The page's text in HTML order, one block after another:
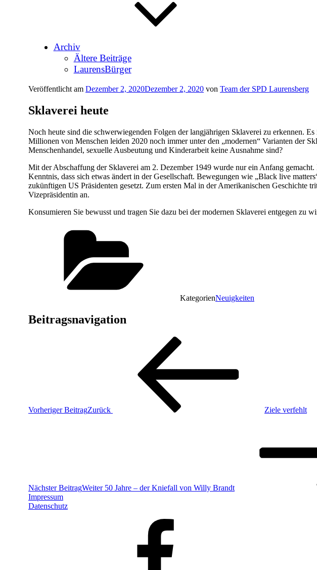
Archiv
Ältere Beiträge
LaurensBürger
Veröffentlicht am Dezember 2, 2020Dezember 2, 2020 von Team der SPD Laurensberg
Sklaverei heute
Noch heute sind die schwerwiegenden Folgen der langjährigen Sklaverei zu erkennen.
Millionen von Menschen leiden 2020 noch immer unter den „modernen“ Varianten der
Menschenhandel, sexuelle Ausbeutung und Kinderarbeit keine Ausnahme sind?
Mit der Abschaffung der Sklaverei am 2. Dezember 1949 wurde nur ein Anfang
Kenntnis, dass sich etwas ändert in der Gesellschaft. Bewegungen wie „Black live
zukünftigen US Präsidenten gesetzt. Zum ersten Mal in der Amerikanischen
Vizepräsidentin an.
Konsumieren Sie bewusst und tragen Sie dazu bei der modernen Sklaverei entgegen zu
KategorienNeuigkeiten
Beitragsnavigation
Vorheriger BeitragZurück Ziele verfehlt
Nächster BeitragWeiter 50 Jahre – der Kniefall von Willy Brandt
Impressum
Datenschutz